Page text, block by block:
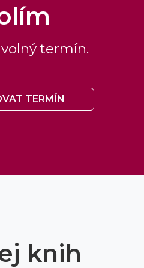
termín.
TERMÍN
knih